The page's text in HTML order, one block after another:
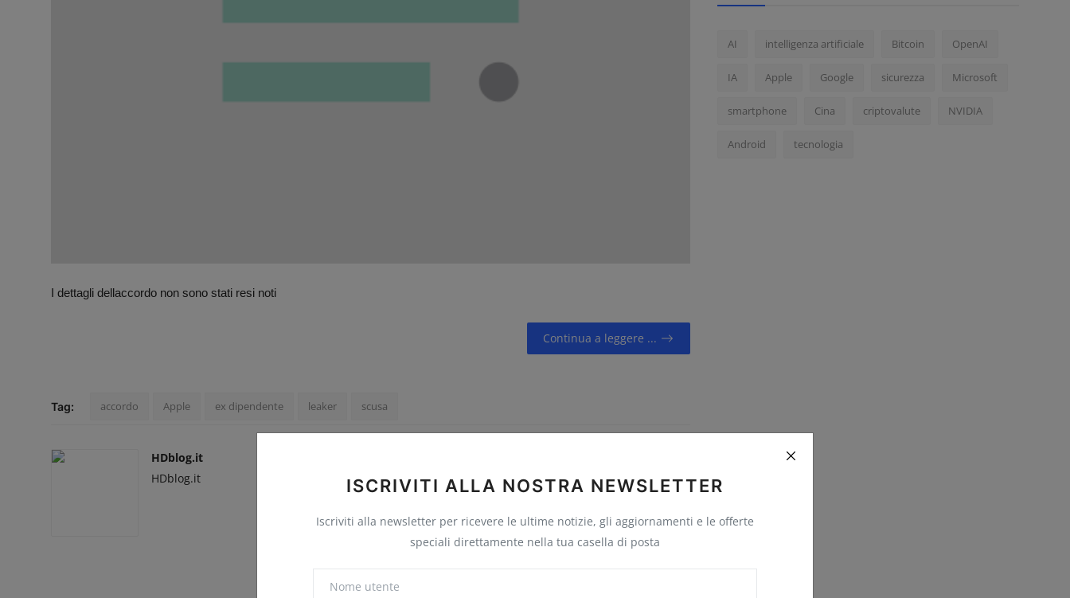
ISCRIVITI ALLA NOSTRA NEWSLETTER
Iscriviti alla newsletter per ricevere le ultime notizie, gli aggiornamenti e le offerte
speciali direttamente nella tua casella di posta
I dettagli dellaccordo non sono stati resi noti
Continua a leggere ...
Tag: accordo Apple ex dipendente leaker scusa
HDblog.it
HDblog.it
Seguire
AI intelligenza artificiale Bitcoin OpenAI
IA Apple Google sicurezza Microsoft
smartphone Cina criptovalute NVIDIA
Android tecnologia